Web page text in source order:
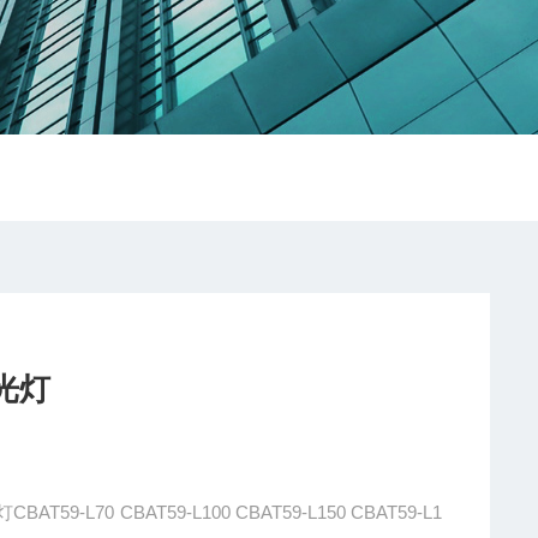
灯
L70 CBAT59-L100 CBAT59-L150 CBAT59-L1